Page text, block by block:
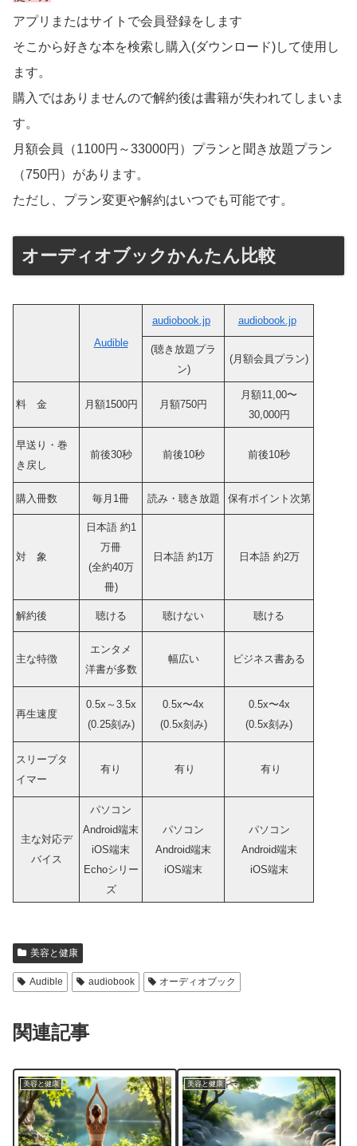
アプリまたはサイトで会員登録をします
そこから好きな本を検索し購入(ダウンロード)して使用し
ます。
購入ではありませんので解約後は書籍が失われてしまいま
す。
月額会員（1100円～33000円）プランと聞き放題プラン
（750円）があります。
ただし、プラン変更や解約はいつでも可能です。
オーディオブックかんたん比較
Audible
audiobook.jp audiobook.jp
(聴き放題プラ
ン)
(月額会員プラン)
料 金 月額1500円 月額750円
月額11,00〜
30,000円
早送り・巻
き戻し
前後30秒 前後10秒 前後10秒
購入冊数 毎月1冊 読み・聴き放題 保有ポイント次第
対 象
日本語 約1
万冊
(全約40万
冊)
日本語 約1万 日本語 約2万
解約後 聴ける 聴けない 聴ける
主な特徴
エンタメ
洋書が多数
幅広い ビジネス書ある
再生速度
0.5x～3.5x
(0.25刻み)
0.5x〜4x
(0.5x刻み)
0.5x〜4x
(0.5x刻み)
スリープタ
イマー
有り 有り 有り
主な対応デ
バイス
パソコン
Android端末
iOS端末
Echoシリー
ズ
パソコン
Android端末
iOS端末
パソコン
Android端末
iOS端末
美容と健康
Audible audiobook オーディオブック
関連記事
美容と健康 美容と健康